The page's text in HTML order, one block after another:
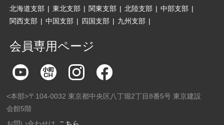
北海道支部 | 東北支部 | 関東支部 | 北陸支部 | 中部支部 |
関西支部 | 中国支部 | 四国支部 | 九州支部 |
会員専用ページ
<本部>〒104-0032 東京都中央区八丁堀2丁目8番5号 東京建設
会館5階